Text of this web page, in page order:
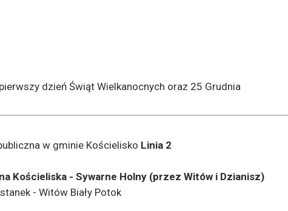
dzień Świąt Wielkanocnych oraz 25 Grudnia
w gminie Kościelisko Linia 2
Kościeliska - Sywarne Holny (przez Witów i Dzianisz)
- Witów Biały Potok